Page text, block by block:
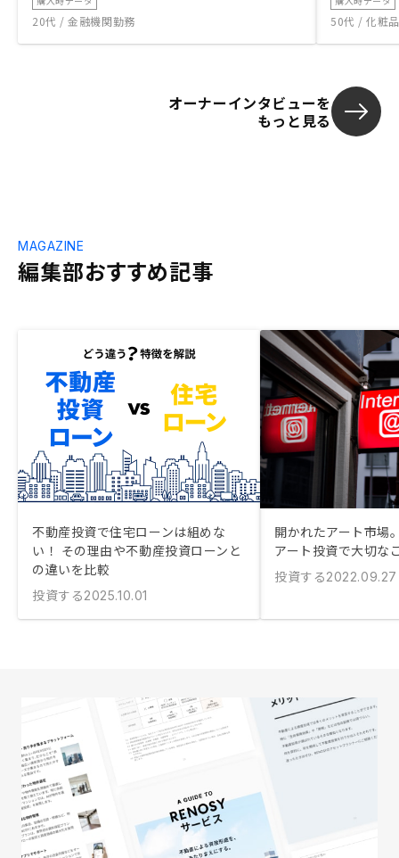
20代 / 金融機関勤務 50代 / 化粧
オーナーインタビューを
もっと見る
編集部おすすめ記事
MAGAZINE
不動産投資で住宅ローンは組めな
い！ その理由や不動産投資ローンと
の違いを比較
投資する2025.10.01
開かれたアート市場
アート投資で大切な
投資する2022.09.27